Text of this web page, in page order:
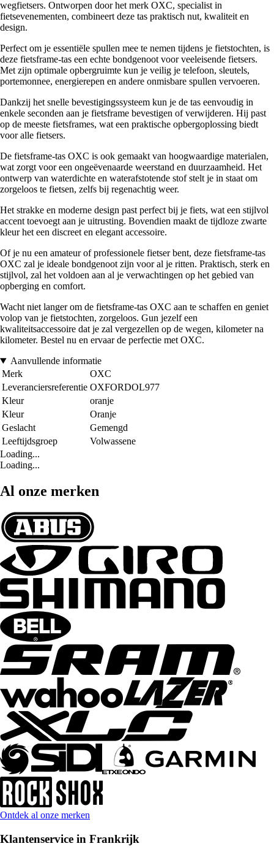
wegfietsers. Ontworpen door het merk OXC, specialist in
fietsevenementen, combineert deze tas praktisch nut, kwaliteit en
design.
Perfect om je essentiële spullen mee te nemen tijdens je fietstochten, is
deze fietsframe-tas een echte bondgenoot voor veeleisende fietsers.
Met zijn optimale opbergruimte kun je veilig je telefoon, sleutels,
portemonnee, energierepen en andere onmisbare spullen vervoeren.
Dankzij het snelle bevestigingssysteem kun je de tas eenvoudig in
enkele seconden aan je fietsframe bevestigen of verwijderen. Hij past
op de meeste fietsframes, wat een praktische opbergoplossing biedt
voor alle fietsers.
De fietsframe-tas OXC is ook gemaakt van hoogwaardige materialen,
wat zorgt voor een ongeëvenaarde weerstand en duurzaamheid. Het
ontwerp van waterdichte en waterafstotende stof stelt je in staat om
zorgeloos te fietsen, zelfs bij regenachtig weer.
Het strakke en moderne design past perfect bij je fiets, wat een stijlvol
accent toevoegt aan je uitrusting. Bovendien maakt de tijdloze zwarte
kleur het een discreet en elegant accessoire.
Of je nu een amateur of professionele fietser bent, deze fietsframe-tas
OXC zal je ideale bondgenoot zijn voor al je ritten. Praktisch, sterk en
stijlvol, zal het voldoen aan al je verwachtingen op het gebied van
opberging en comfort.
Wacht niet langer om de fietsframe-tas OXC aan te schaffen en geniet
volop van je fietstochten, zorgeloos. Gun jezelf een
kwaliteitsaccessoire dat je zal vergezellen op de wegen, kilometer na
kilometer. Bestel nu en ervaar de perfectie met OXC.
Aanvullende informatie
Merk
OXC
Leveranciersreferentie OXFORDOL977
Kleur
oranje
Kleur
Oranje
Geslacht
Gemengd
Leeftijdsgroep
Volwassene
Loading...
Loading...
Al onze merken
Ontdek al onze merken
Klantenservice in Frankrijk